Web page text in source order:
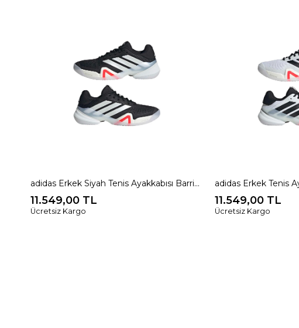
adidas Erkek Siyah Tenis Ayakkabısı Barricade 14 M JR1741
11.549,00 TL
Ücretsiz Kargo
11.549,00 TL
Ücretsiz Kargo